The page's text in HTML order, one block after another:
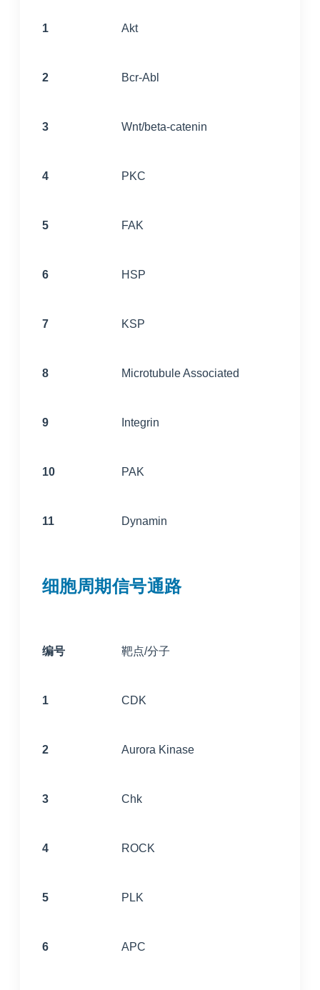
1 Akt
2 Bcr-Abl
3 Wnt/beta-catenin
4 PKC
5 FAK
6 HSP
7 KSP
8 Microtubule Associated
9 Integrin
10 PAK
11 Dynamin
细胞周期信号通路
编号 靶点/分子
1 CDK
2 Aurora Kinase
3 Chk
4 ROCK
5 PLK
6 APC